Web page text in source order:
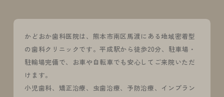
かどおか歯科医院は、熊本市南区馬渡にある地域密着型
の歯科クリニックです。平成駅から徒歩20分、駐車場・
駐輪場完備で、お車や自転車でも安心してご来院いただ
けます。
小児歯科、矯正治療、虫歯治療、予防治療、インプラン